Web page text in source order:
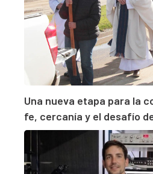
Una nueva etapa para la
fe, cercanía y el desafío